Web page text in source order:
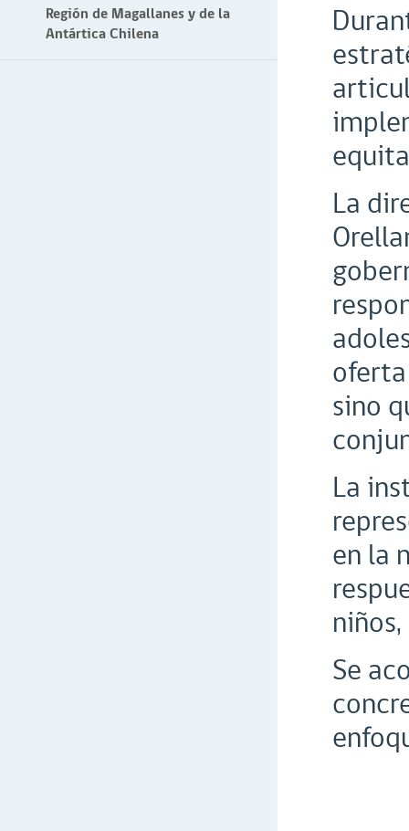
Región de Magallanes y de la
Antártica Chilena
La
sino
La
en la
Se